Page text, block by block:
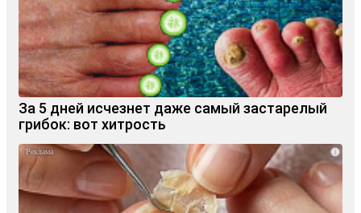
За 5 дней исчезнет даже самый застарелый
грибок: вот хитрость
i